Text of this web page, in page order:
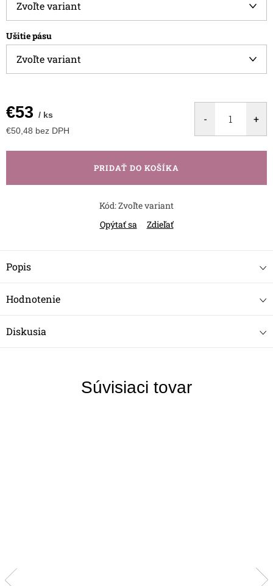
Ušitie pásu
€53 / ks
€50,48 bez DPH
cena:
PRIDAŤ DO KOŠÍKA
Kód:Zvoľte variant
Opýtať sa
Zdieľať
Popis
Hodnotenie
Diskusia
Súvisiaci tovar